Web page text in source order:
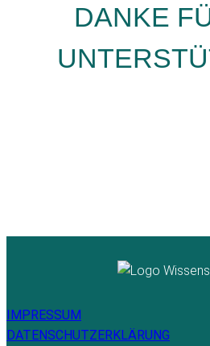
DANKE
IMPRESSUM
DATENSCHUTZERKLÄRUNG